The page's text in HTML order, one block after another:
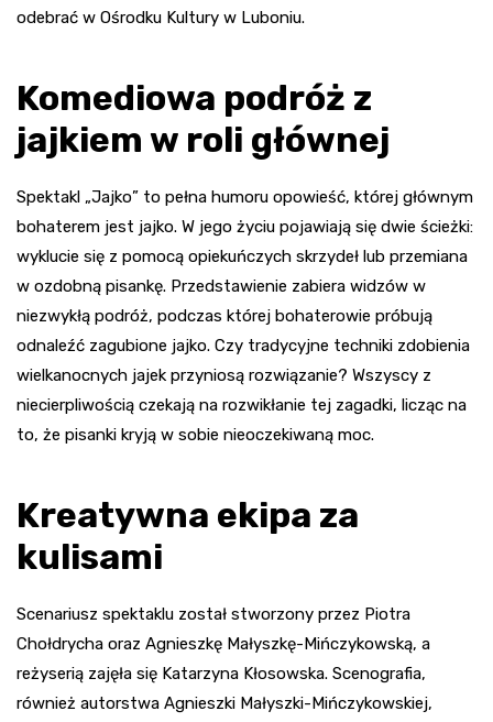
odebrać w Ośrodku Kultury w Luboniu.
Komediowa podróż z
jajkiem w roli głównej
Spektakl „Jajko” to pełna humoru opowieść, której głównym
bohaterem jest jajko. W jego życiu pojawiają się dwie ścieżki:
wyklucie się z pomocą opiekuńczych skrzydeł lub przemiana
w ozdobną pisankę. Przedstawienie zabiera widzów w
niezwykłą podróż, podczas której bohaterowie próbują
odnaleźć zagubione jajko. Czy tradycyjne techniki zdobienia
wielkanocnych jajek przyniosą rozwiązanie? Wszyscy z
niecierpliwością czekają na rozwikłanie tej zagadki, licząc na
to, że pisanki kryją w sobie nieoczekiwaną moc.
Kreatywna ekipa za
kulisami
Scenariusz spektaklu został stworzony przez Piotra
Chołdrycha oraz Agnieszkę Małyszkę-Mińczykowską, a
reżyserią zajęła się Katarzyna Kłosowska. Scenografia,
również autorstwa Agnieszki Małyszki-Mińczykowskiej,